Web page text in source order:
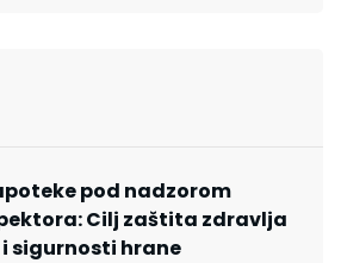
pod nadzorom
Cilj zaštita zdravlja
sigurnosti hrane